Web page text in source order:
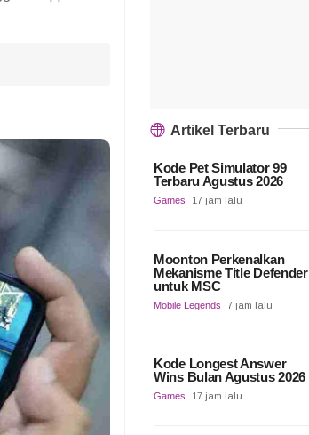
Artikel Terbaru
Kode Pet Simulator 99
Terbaru Agustus 2026
Games 17 jam lalu
Moonton Perkenalkan
Mekanisme Title Defender
untuk MSC
Mobile Legends 7 jam lalu
Kode Longest Answer
Wins Bulan Agustus 2026
Games 17 jam lalu